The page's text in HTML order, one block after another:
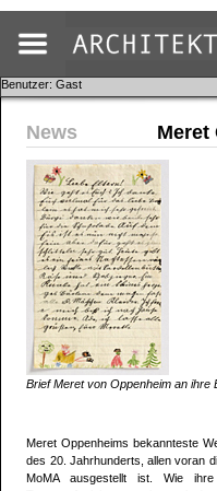
Benutzer: Gast
News Meret
Brief Meret von Oppenheim an ihre
Meret Oppenheims bekannteste
des 20. Jahrhunderts, allen voran
MoMA ausgestellt ist. Wie